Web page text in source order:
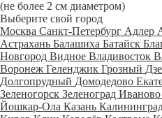
(не более 2 см диаметром)
Выберите свой город
Москва Санкт-Петербург Адлер
Астрахань Балашиха Батайск
Новгород Видное Владивосток
Воронеж Геленджик Грозный
Долгопрудный Домодедово
Зеленогорск Зеленоград Иваново
Йошкар-Ола Казань